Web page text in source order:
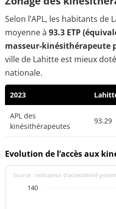
Selon l’APL, les habitants de
moyenne à 93.3 ETP
masseur-kinésithérapeute
ville de Lahitte est mieux
nationale.
2023
APL des
kinésithérapeutes
93.29
Evolution de l’accès aux
Source : indicateur d’accessibilité
140